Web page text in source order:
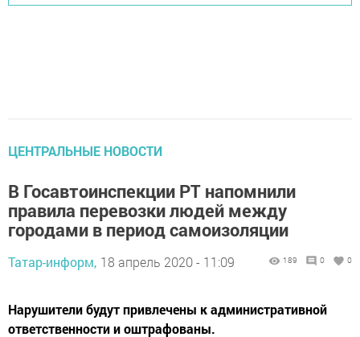
ЦЕНТРАЛЬНЫЕ НОВОСТИ
В Госавтоинспекции РТ напомнили
правила перевозки людей между
городами в период самоизоляции
Татар-информ, 18 апрель 2020 - 11:09 189 0 0
Нарушители будут привлечены к административной
ответственности и оштрафованы.